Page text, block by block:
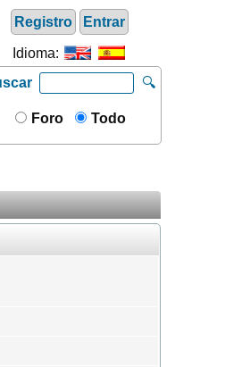
Registro Entrar
Idioma:
🔍
Foro Todo